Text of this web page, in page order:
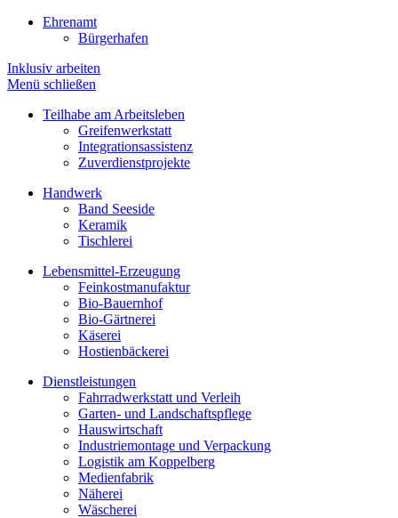
Ehrenamt
Bürgerhafen
Inklusiv arbeiten
Menü schließen
Teilhabe am Arbeitsleben
Greifenwerkstatt
Integrationsassistenz
Zuverdienstprojekte
Handwerk
Band Seeside
Keramik
Tischlerei
Lebensmittel-Erzeugung
Feinkostmanufaktur
Bio-Bauernhof
Bio-Gärtnerei
Käserei
Hostienbäckerei
Dienstleistungen
Fahrradwerkstatt und Verleih
Garten- und Landschaftspflege
Hauswirtschaft
Industriemontage und Verpackung
Logistik am Koppelberg
Medienfabrik
Näherei
Wäscherei